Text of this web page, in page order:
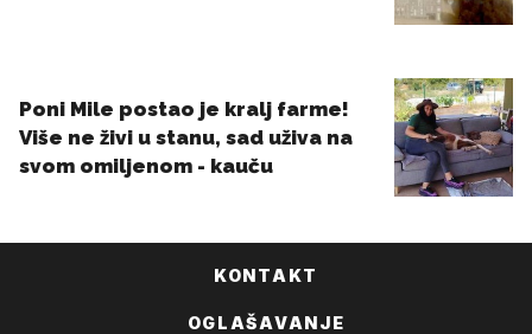
KONTAKT
OGLAŠAVANJE